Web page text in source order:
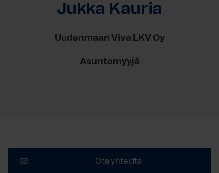
Jukka Kauria
Uudenmaan Viva LKV Oy
Asuntomyyjä
Ota yhteyttä